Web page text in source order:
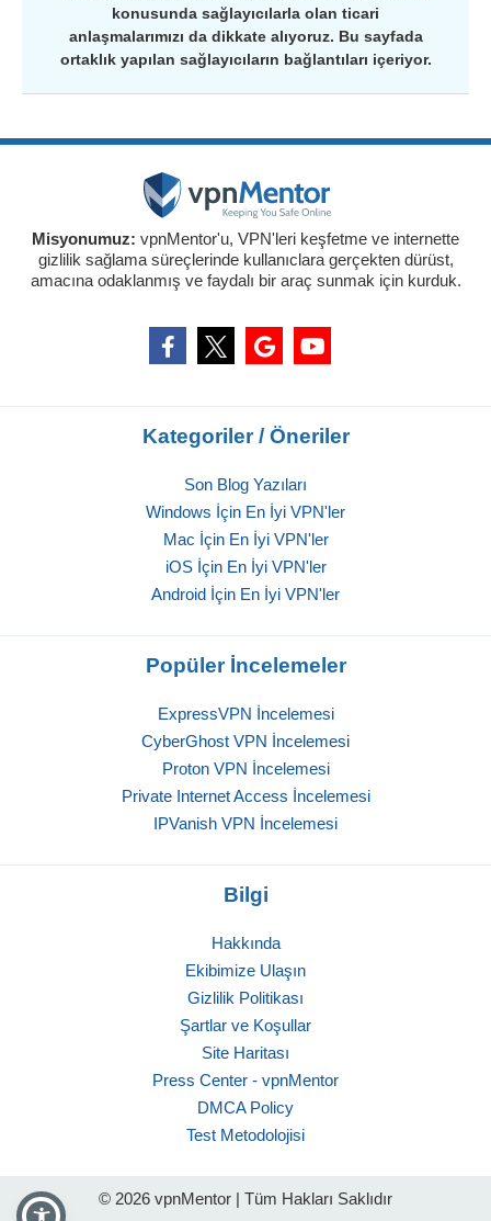
konusunda sağlayıcılarla olan ticari
anlaşmalarımızı da dikkate alıyoruz. Bu sayfada
ortaklık yapılan sağlayıcıların bağlantıları içeriyor.
Misyonumuz: vpnMentor'u, VPN'leri keşfetme ve internette
gizlilik sağlama süreçlerinde kullanıclara gerçekten dürüst,
amacına odaklanmış ve faydalı bir araç sunmak için kurduk.
Kategoriler / Öneriler
Son Blog Yazıları
Windows İçin En İyi VPN'ler
Mac İçin En İyi VPN'ler
iOS İçin En İyi VPN'ler
Android İçin En İyi VPN'ler
Popüler İncelemeler
ExpressVPN İncelemesi
CyberGhost VPN İncelemesi
Proton VPN İncelemesi
Private Internet Access İncelemesi
IPVanish VPN İncelemesi
Bilgi
Hakkında
Ekibimize Ulaşın
Gizlilik Politikası
Şartlar ve Koşullar
Site Haritası
Press Center - vpnMentor
DMCA Policy
Test Metodolojisi
© 2026 vpnMentor | Tüm Hakları Saklıdır